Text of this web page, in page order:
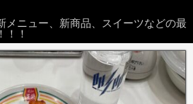
メニュー、新商品、スイーツなどの最
！！